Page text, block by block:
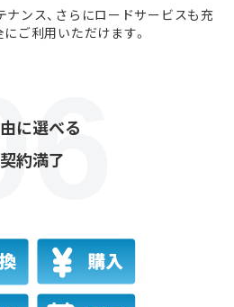
ンス、さらにロードサービスも充
ご利用いただけます。
に選べる
契約満了